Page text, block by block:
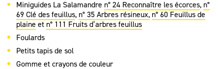
Miniguides La Salamandre n° 24 Reconnaître les écorces, n°
69 Clé des feuillus, n° 35 Arbres résineux, n° 60 Feuillus de
plaine et n° 111 Fruits d’arbres feuillus
Foulards
Petits tapis de sol
Gomme et crayons de couleur